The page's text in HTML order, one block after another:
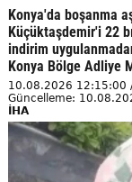
Konya'da boşanma
Küçüktaşdemir'i 22
indirim
Konya Bölge Adliye
10.08.2026 12:15:00
Güncelleme:
İHA